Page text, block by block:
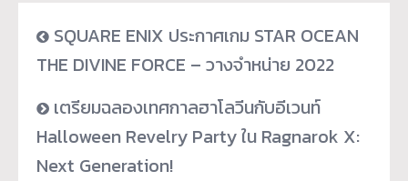
SQUARE ENIX ประกาศเกม STAR OCEAN
THE DIVINE FORCE – วางจำหน่าย 2022
เตรียมฉลองเทศกาลฮาโลวีนกับอีเวนท์
Halloween Revelry Party ใน Ragnarok X:
Next Generation!